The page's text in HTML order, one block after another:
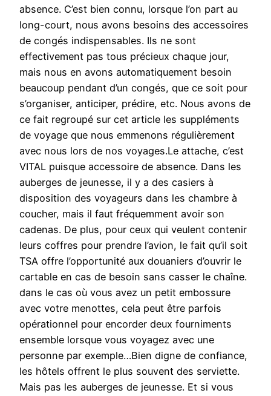
absence. C’est bien connu, lorsque l’on part au
long-court, nous avons besoins des accessoires
de congés indispensables. Ils ne sont
effectivement pas tous précieux chaque jour,
mais nous en avons automatiquement besoin
beaucoup pendant d’un congés, que ce soit pour
s’organiser, anticiper, prédire, etc. Nous avons de
ce fait regroupé sur cet article les suppléments
de voyage que nous emmenons régulièrement
avec nous lors de nos voyages.Le attache, c’est
VITAL puisque accessoire de absence. Dans les
auberges de jeunesse, il y a des casiers à
disposition des voyageurs dans les chambre à
coucher, mais il faut fréquemment avoir son
cadenas. De plus, pour ceux qui veulent contenir
leurs coffres pour prendre l’avion, le fait qu’il soit
TSA offre l’opportunité aux douaniers d’ouvrir le
cartable en cas de besoin sans casser le chaîne.
dans le cas où vous avez un petit embossure
avec votre menottes, cela peut être parfois
opérationnel pour encorder deux fourniments
ensemble lorsque vous voyagez avec une
personne par exemple…Bien digne de confiance,
les hôtels offrent le plus souvent des serviette.
Mais pas les auberges de jeunesse. Et si vous